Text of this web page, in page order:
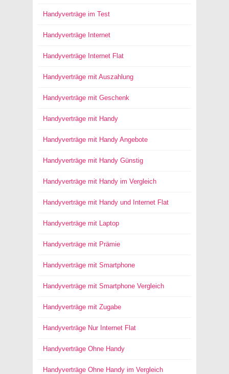
Handyverträge im Test
Handyverträge Internet
Handyverträge Internet Flat
Handyverträge mit Auszahlung
Handyverträge mit Geschenk
Handyverträge mit Handy
Handyverträge mit Handy Angebote
Handyverträge mit Handy Günstig
Handyverträge mit Handy im Vergleich
Handyverträge mit Handy und Internet Flat
Handyverträge mit Laptop
Handyverträge mit Prämie
Handyverträge mit Smartphone
Handyverträge mit Smartphone Vergleich
Handyverträge mit Zugabe
Handyverträge Nur Internet Flat
Handyverträge Ohne Handy
Handyverträge Ohne Handy im Vergleich